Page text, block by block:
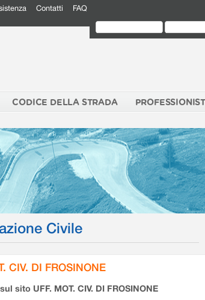
Contatti FAQ
CODICE DELLA STRADA
Civile
CIV. DI FROSINONE
sito UFF. MOT. CIV. DI FROSINONE